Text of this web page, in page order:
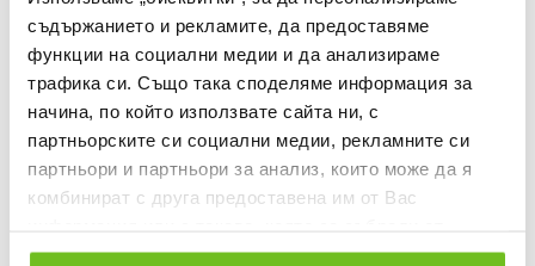
съдържанието и рекламите, да предоставяме
функции на социални медии и да анализираме
трафика си. Също така споделяме информация за
начина, по който използвате сайта ни, с
партньорските си социални медии, рекламните си
партньори и партньори за анализ, които може да я
комбинират с друга предоставена им от Вас
ползването от Ваша страна на услугите им.
Choose size WHAT IS MY SIZE
42
Quantity